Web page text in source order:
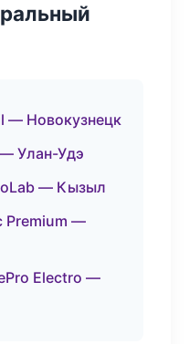
— Новокузнецк
Улан-Удэ
— Кызыл
Premium —
Electro —